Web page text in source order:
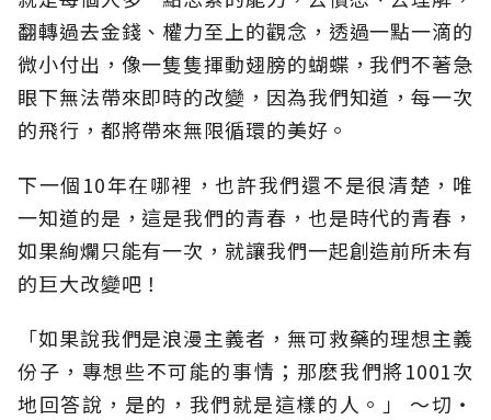
翻轉過去金錢、權力至上的觀念，透過一點一滴的
微小付出，像一隻隻揮動翅膀的蝴蝶，我們不著急
眼下無法帶來即時的改變，因為我們知道，每一次
的飛行，都將帶來無限循環的美好。
下一個10年在哪裡，也許我們還不是很清楚，唯
一知道的是，這是我們的青春，也是時代的青春，
如果絢爛只能有一次，就讓我們一起創造前所未有
的巨大改變吧！
「如果說我們是浪漫主義者，無可救藥的理想主義
份子，專想些不可能的事情；那麽我們將1001次
地回答說，是的，我們就是這樣的人。」 ～切‧